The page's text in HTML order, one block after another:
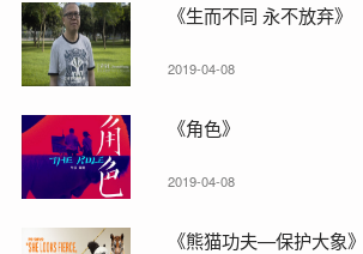
《生而不同 永不放弃》
2019-04-08
《角色》
2019-04-08
《熊猫功夫—保护大象》